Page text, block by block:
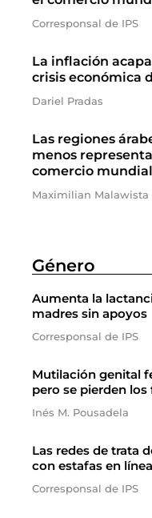
Corresponsal de IPS
La inflación
crisis económica
Dariel Pradas
Las regiones
menos
comercio mundial
Maximilian Malawista
Género
Aumenta la
madres sin apoyos
Corresponsal de IPS
Mutilación genital
pero se pierden
Inés M. Pousadela
Las redes de trata
con estafas en línea
Corresponsal de IPS